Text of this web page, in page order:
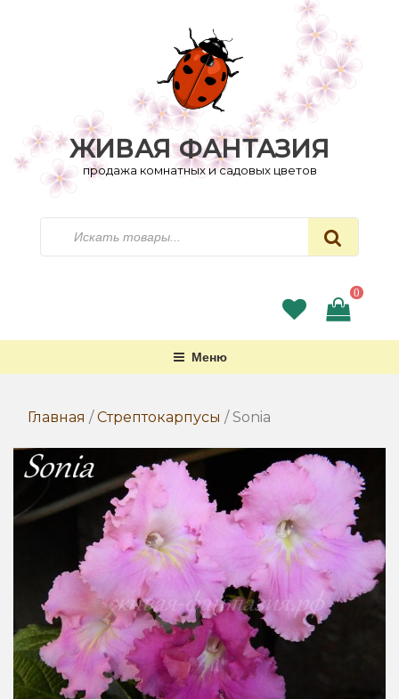
ЖИВАЯ ФАНТАЗИЯ
продажа комнатных и садовых цветов
0
Меню
Главная / Стрептокарпусы / Sonia